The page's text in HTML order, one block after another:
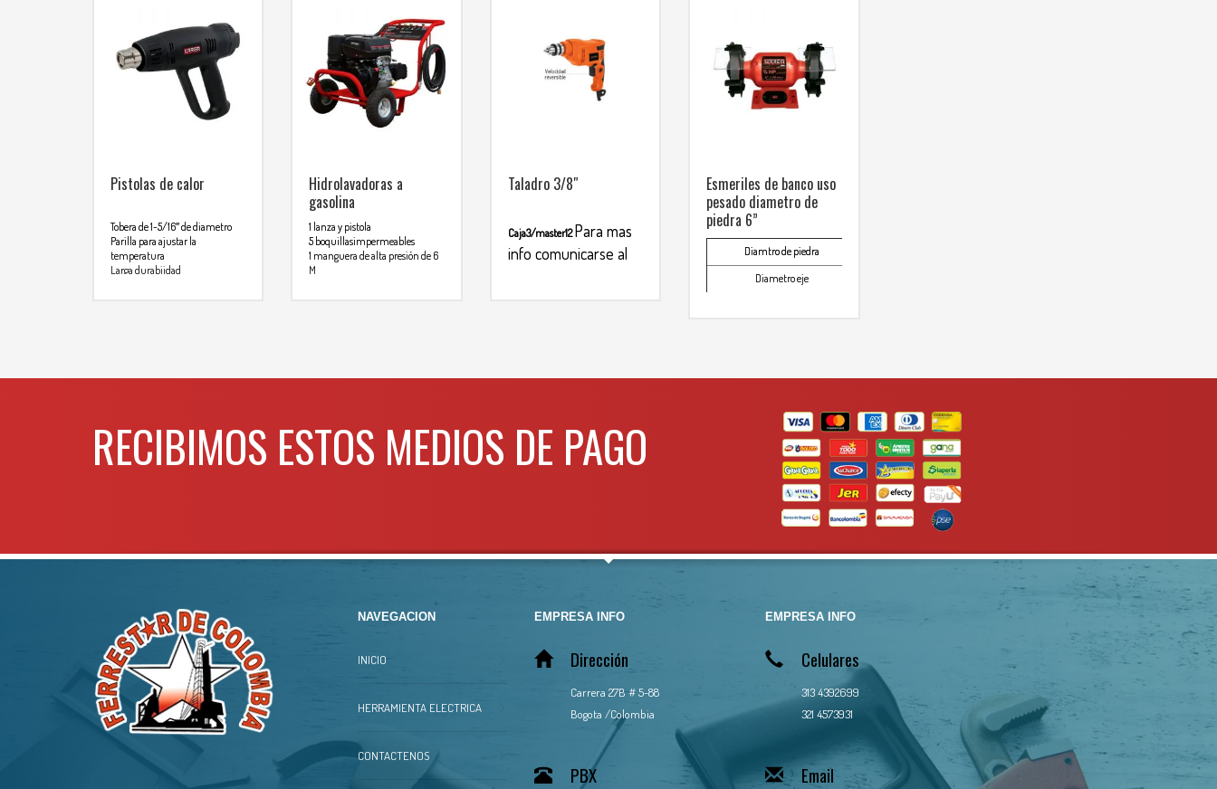
Pistolas de calor
Tobera de 1-5/16″ de diametro
Parilla para ajustar la
temperatura
Larga durabiidad
Amperaje
n / a
Voltaje / Frecuencia
120V-60Hz
Rangos de temperatura
60 °C – 600 °C
comunicarse al
Hidrolavadoras a
gasolina
1 lanza y pistola
5 boquillasimpermeables
1 manguera de alta presión de 6
M
Taladro 3/8″
Caja3/master12 Para mas
info comunicarse al
Esmeriles de banco uso
pesado diametro de
piedra 6”
Diamtro de piedra
Diametro eje
Uso por dia
Peso
Para mas info
comunicarse al
WHATSAPP3134392699
RECIBIMOS ESTOS MEDIOS DE PAGO
NAVEGACION
INICIO
HERRAMIENTA ELECTRICA
CONTACTENOS
EMPRESA INFO
Dirección
Carrera 27B # 5-88
Bogota /Colombia
PBX
EMPRESA INFO
Celulares
313 4392699
321 4573931
Email